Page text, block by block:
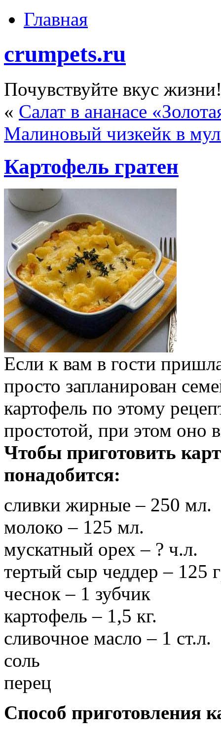
Главная
crumpets.ru
Почувствуйте вкус
« Салат в ананасе
Малиновый чизкейк в
Картофель гратен
Если к вам в гости
просто запланирован
картофель по этому
простотой, при этом оно
Чтобы приготовить
понадобится:
сливки жирные – 250 мл.
молоко – 125 мл.
мускатный орех – ? ч.л.
тертый сыр чеддер – 125
чеснок – 1 зубчик
картофель – 1,5 кг.
сливочное масло – 1 ст.л.
соль
перец
Способ приготовления